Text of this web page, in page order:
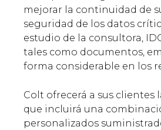
mejorar la continuidad de
seguridad de los datos
estudio de la consultora,
tales como documentos,
forma considerable en los
Colt ofrecerá a sus
que incluirá una
personalizados